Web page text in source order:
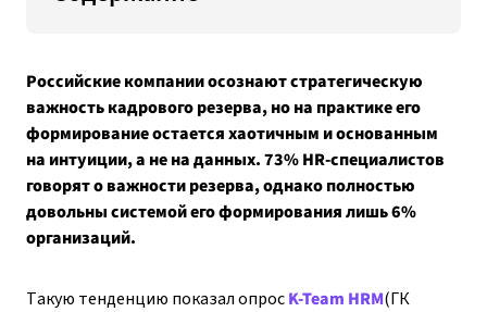
Российские компании осознают стратегическую
важность кадрового резерва, но на практике его
формирование остается хаотичным и основанным
на интуиции, а не на данных. 73% HR-специалистов
говорят о важности резерва, однако полностью
довольны системой его формирования лишь 6%
организаций.
Такую тенденцию показал опросK-Team HRM(ГК